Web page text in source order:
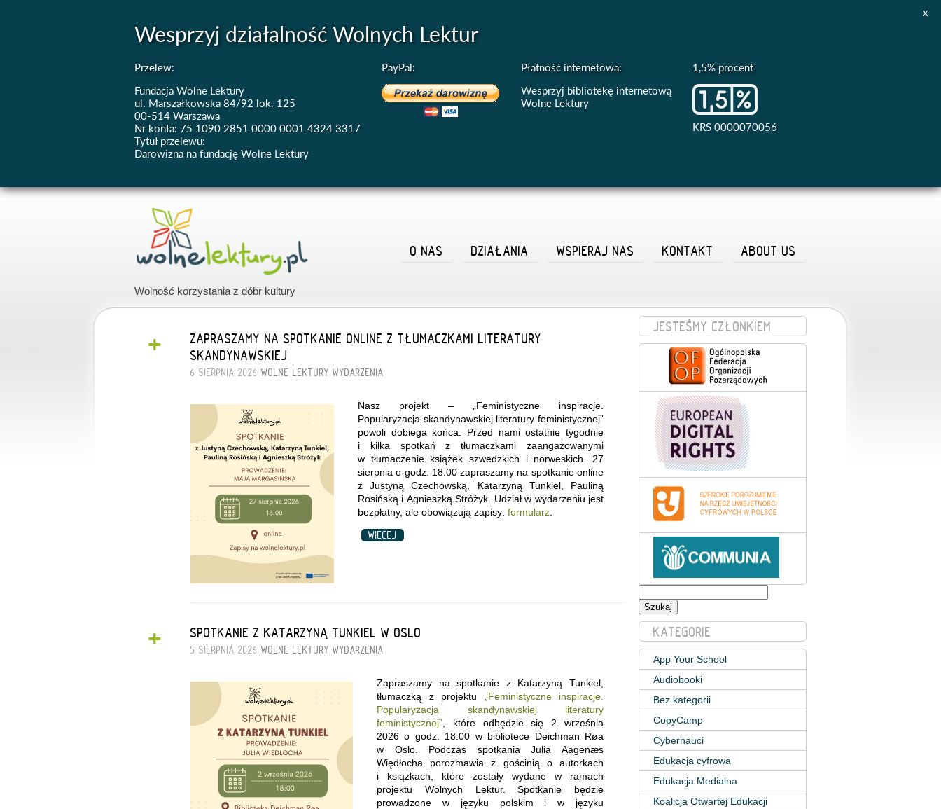
Wesprzyj działalność Wolnych Lektur
Przelew:
Fundacja Wolne Lektury
ul. Marszałkowska 84/92 lok. 125
00-514 Warszawa
Nr konta: 75 1090 2851 0000 0001 4324 3317
Tytuł przelewu:
Darowizna na fundację Wolne Lektury
PayPal:
Płatność internetowa:
Wesprzyj bibliotekę internetową
Wolne Lektury
1,5% procent
KRS 0000070056
x
Wolność korzystania z dóbr kultury
ABOUT US
KONTAKT
WSPIERAJ NAS
DZIAŁANIA
O NAS
+
ZAPRASZAMY NA SPOTKANIE ONLINE Z TŁUMACZKAMI LITERATURY
SKANDYNAWSKIEJ
6 SIERPNIA 2026 WOLNE LEKTURY WYDARZENIA
Nasz projekt – „Feministyczne inspiracje.
Popularyzacja skandynawskiej literatury feministycznej”
powoli dobiega końca. Przed nami ostatnie tygodnie
i kilka spotkań z tłumaczkami zaangażowanymi
w tłumaczenie książek szwedzkich i norweskich. 27
sierpnia o godz. 18:00 zapraszamy na spotkanie online
z Justyną Czechowską, Katarzyną Tunkiel, Pauliną
Rosińską i Agnieszką Stróżyk. Udział w wydarzeniu jest
bezpłatny, ale obowiązują zapisy: formularz
WIĘCEJ
+ SPOTKANIE Z KATARZYNĄ TUNKIEL W OSLO
5 SIERPNIA 2026 WOLNE LEKTURY WYDARZENIA
Zapraszamy na spotkanie z Katarzyną Tunkiel,
tłumaczką z projektu
„Feministyczne inspiracje.
Popularyzacja skandynawskiej literatury
feministycznej” , które odbędzie się 2 września
2026 o godz. 18:00 w bibliotece Deichman Røa
w Oslo. Podczas spotkania Julia Aagenæs
Więdłocha porozmawia z gościnią o autorkach
i książkach, które zostały wydane w ramach
projektu Wolnych Lektur. Spotkanie będzie
prowadzone w języku polskim i w języku
JESTEŚMY CZŁONKIEM
KATEGORIE
App Your School
Audiobooki
Bez kategorii
CopyCamp
Cybernauci
Edukacja cyfrowa
Edukacja Medialna
Koalicja Otwartej Edukacji